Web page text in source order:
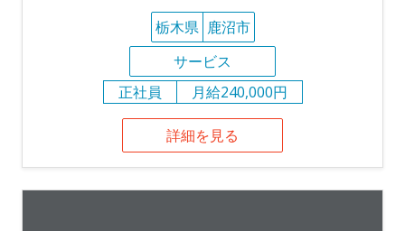
栃木県 鹿沼市
サービス
正社員
月給240,000円
詳細を見る